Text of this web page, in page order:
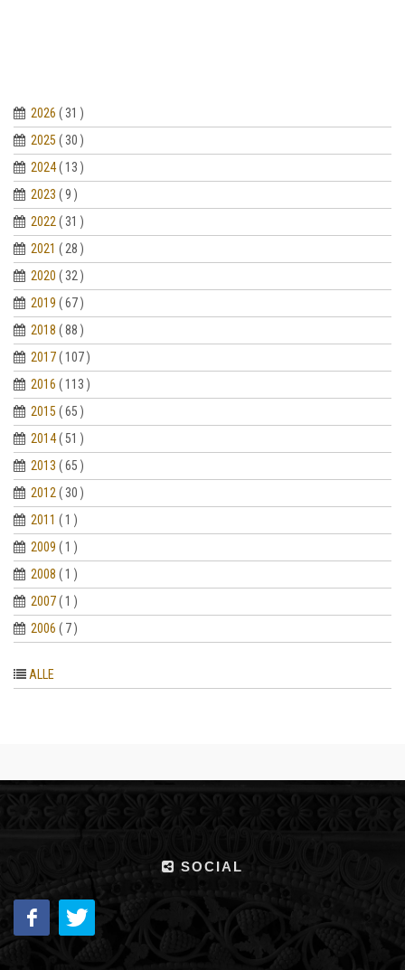
2026 ( 31 )
2025 ( 30 )
2024( 13 )
2023 ( 9 )
2022 ( 31 )
2021 ( 28 )
2020 ( 32 )
2019 ( 67 )
2018 ( 88 )
2017( 107 )
2016 ( 113 )
2015 ( 65 )
2014( 51 )
2013 ( 65 )
2012 ( 30 )
2011 ( 1 )
2009 ( 1 )
2008 ( 1 )
2007( 1 )
2006 ( 7 )
ALLE
SOCIAL